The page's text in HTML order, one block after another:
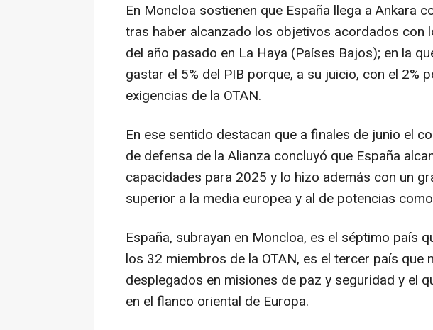
En Moncloa sostienen que España llega a Ankara
tras haber alcanzado los objetivos acordados con
del año pasado en La Haya (Países Bajos); en la
gastar el 5% del PIB porque, a su juicio, con el 2%
exigencias de la OTAN.
En ese sentido destacan que a finales de junio el
de defensa de la Alianza concluyó que España
capacidades para 2025 y lo hizo además con un
superior a la media europea y al de potencias
España, subrayan en Moncloa, es el séptimo país
los 32 miembros de la OTAN, es el tercer país que
desplegados en misiones de paz y seguridad y el
en el flanco oriental de Europa.